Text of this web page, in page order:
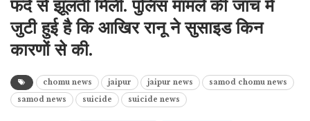
फंदे से झूलती मिली. पुलिस मामले की जांच में
जुटी हुई है कि आखिर रानू ने सुसाइड किन
कारणों से की.
chomu news jaipur jaipur news
samod chomu news
samod news
suicide suicide news